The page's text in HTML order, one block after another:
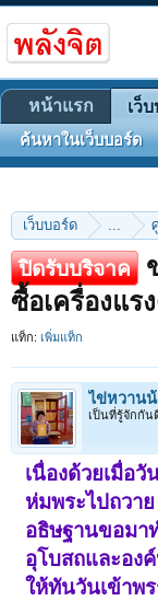
เว็บบอร์ด ...
ปิดรับบริจาค
ซื้อเครื่องแ
แท็ก: เพิ่มแท็ก
ไข่หวาน
เป็นที่รู้จักกัน
เนื่องด้วยเมื่อ
ห่มพระไปถวา
อธิษฐานขอมา
อุโบสถและอง
ให้ทันวันเข้าพ
หน้าแรก เว็
ค้นหาในเว็บบอร์ด